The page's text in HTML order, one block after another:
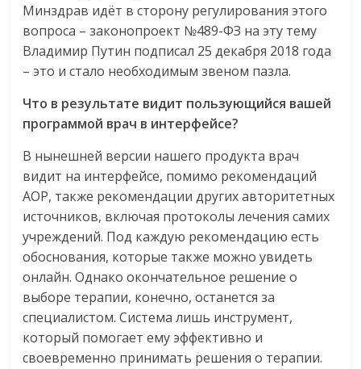
Минздрав идёт в сторону регулирования этого
вопроса – законопроект №489-ФЗ на эту тему
Владимир Путин подписал 25 декабря 2018 года
– это и стало необходимым звеном пазла.
Что в результате видит пользующийся вашей
программой врач в интерфейсе?
В нынешней версии нашего продукта врач
видит на интерфейсе, помимо рекомендаций
АОР, также рекомендации других авторитетных
источников, включая протоколы лечения самих
учреждений. Под каждую рекомендацию есть
обоснования, которые также можно увидеть
онлайн. Однако окончательное решение о
выборе терапии, конечно, останется за
специалистом. Система лишь инструмент,
который помогает ему эффективно и
своевременно принимать решения о терапии.